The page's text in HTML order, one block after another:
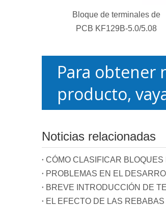
Bloque de terminales de
PCB KF129B-5.0/5.08
Para obtener
producto,
Noticias relacionadas
CÓMO CLASIFICAR
PROBLEMAS EN EL
BREVE INTRODUCCIÓN DE
EL EFECTO DE LAS